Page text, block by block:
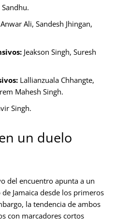
Ali, Sandesh Jhingan,
Jeakson Singh, Suresh
Lallianzuala Chhangte,
Mahesh Singh.
Singh.
un duelo
del encuentro apunta a un
Jamaica desde los primeros
la tendencia de ambos
con marcadores cortos